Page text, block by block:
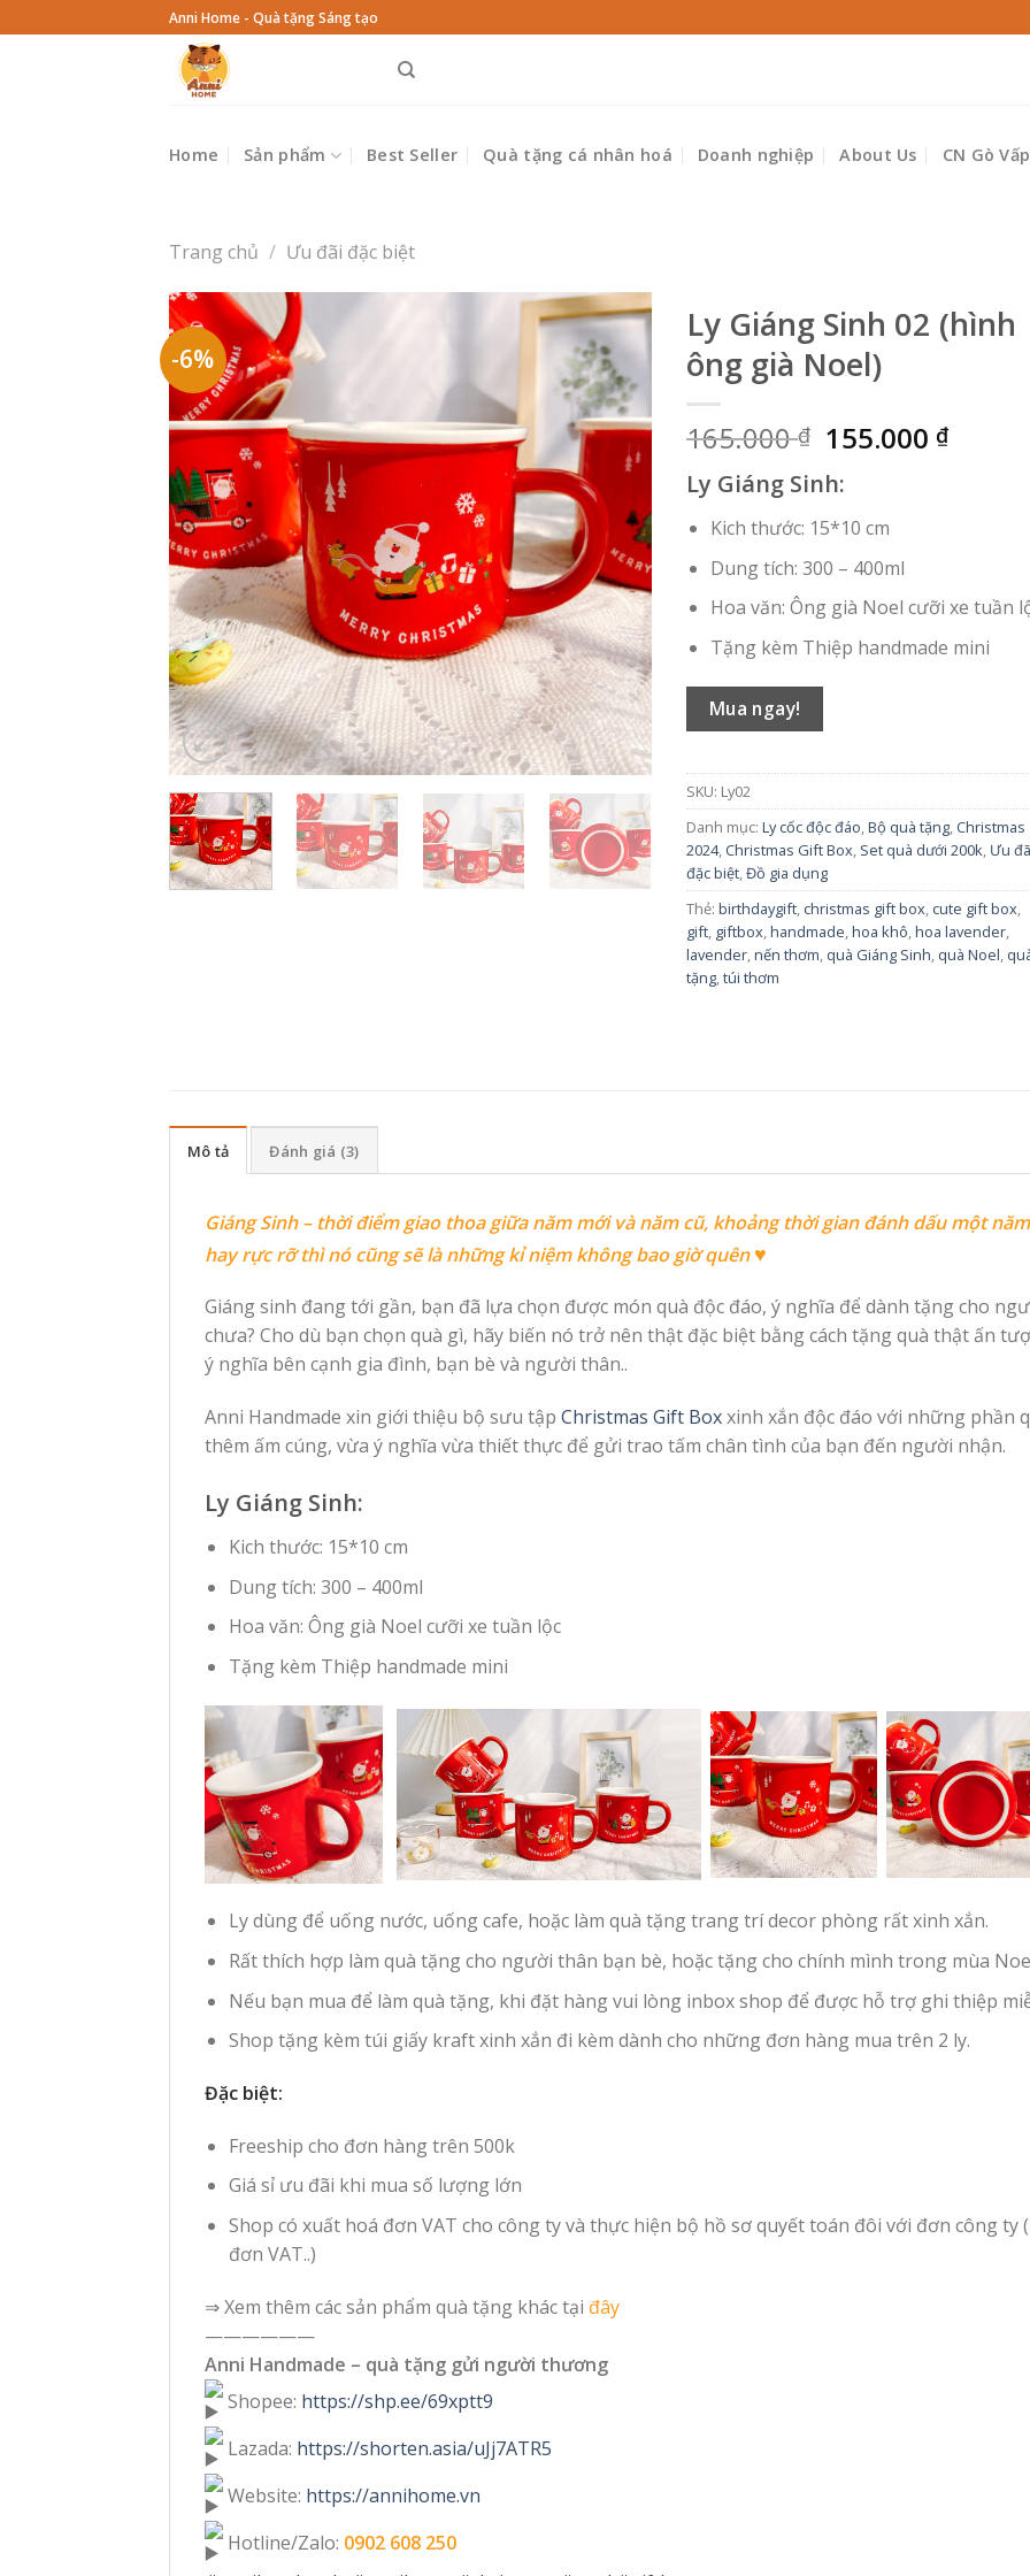
to
Anni Home - Quà tặng Sáng tạo
Home Sản phẩm Best Seller Quà tặng cá nhân hoá Doanh nghiệp About Us CN Gò Vấp
Trang chủ / Ưu đãi đặc biệt
-6%
Ly Giáng Sinh 02 (hình
ông già Noel)
165.000₫ Giá
là:
165.000 ₫.
155.000 ₫Giá
Ly Giáng Sinh:
Kich thước: 15*10 cm
Dung tích: 300 – 400ml
Hoa văn: Ông già Noel cưỡi xe tuần
Tặng kèm Thiệp handmade mini
Mua ngay!
SKU: Ly02
Danh mục: Ly cốc độc đáo,Bộ quà tặng, Christmas
2024, Christmas Gift Box, Set quà dưới 200k, Ưu
đặc biệt,Đồ gia dụng
Thẻ: birthdaygift, christmas gift box, cute gift box,
gift, giftbox,handmade,hoa khô,hoa lavender,
lavender,nến thơm, quà Giáng Sinh, quà Noel,
tặng,túi thơm
Mô tả Đánh giá (3)
Giáng Sinh – thời điểm giao thoa giữa năm mới và năm cũ, khoảng thời gian đánh dấu một
hay rực rỡ thì nó cũng sẽ là những kỉ niệm không bao giờ quên♥
Giáng sinh đang tới gần, bạn đã lựa chọn được món quà độc đáo, ý nghĩa để dành tặng cho
chưa? Cho dù bạn chọn quà gì, hãy biến nó trở nên thật đặc biệt bằng cách tặng quà thật ấn
ý nghĩa bên cạnh gia đình, bạn bè và người thân..
Anni Handmade xin giới thiệu bộ sưu tập Christmas Gift Boxxinh xắn độc đáo với những phần
thêm ấm cúng, vừa ý nghĩa vừa thiết thực để gửi trao tấm chân tình của bạn đến người nhận.
Ly Giáng Sinh:
Kich thước: 15*10 cm
Dung tích: 300 – 400ml
Hoa văn: Ông già Noel cưỡi xe tuần lộc
Tặng kèm Thiệp handmade mini
Ly dùng để uống nước, uống cafe, hoặc làm quà tặng trang trí decor phòng rất xinh xắn.
Rất thích hợp làm quà tặng cho người thân bạn bè, hoặc tặng cho chính mình trong mùa
Nếu bạn mua để làm quà tặng, khi đặt hàng vui lòng inbox shop để được hỗ trợ ghi thiệp
Shop tặng kèm túi giấy kraft xinh xắn đi kèm dành cho những đơn hàng mua trên 2 ly.
Đặc biệt:
Freeship cho đơn hàng trên 500k
Giá sỉ ưu đãi khi mua số lượng lớn
Shop có xuất hoá đơn VAT cho công ty và thực hiện bộ hồ sơ quyết toán đôi với đơn công
đơn VAT..)
⇒ Xem thêm các sản phẩm quà tặng khác tại đây
——————
Anni Handmade – quà tặng gửi người thương
Shopee: https://shp.ee/69xptt9
Lazada: https://shorten.asia/uJj7ATR5
Website: https://annihome.vn
Hotline/Zalo: 0902 608 250